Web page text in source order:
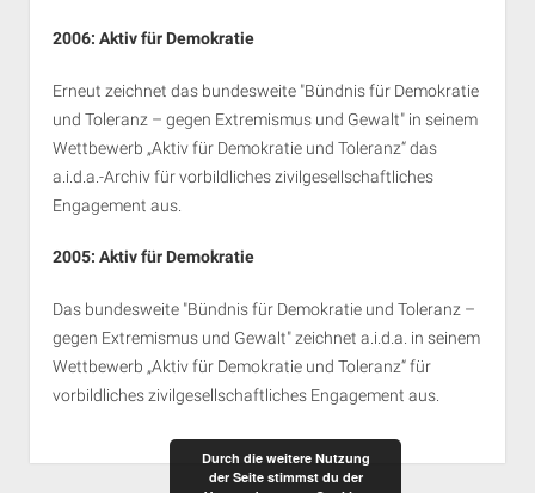
2006: Aktiv für Demokratie
Erneut zeichnet das bundesweite "Bündnis für Demokratie
und Toleranz – gegen Extremismus und Gewalt" in seinem
Wettbewerb „Aktiv für Demokratie und Toleranz“ das
a.i.d.a.-Archiv für vorbildliches zivilgesellschaftliches
Engagement aus.
2005: Aktiv für Demokratie
Das bundesweite "Bündnis für Demokratie und Toleranz –
gegen Extremismus und Gewalt" zeichnet a.i.d.a. in seinem
Wettbewerb „Aktiv für Demokratie und Toleranz“ für
vorbildliches zivilgesellschaftliches Engagement aus.
Durch die weitere Nutzung
der Seite stimmst du der